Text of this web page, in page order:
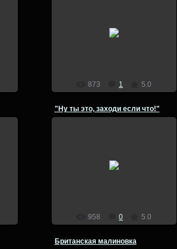
873 1 5.0
"Ну ты это, заходи если что!"
собака
958 0 5.0
Британская малиновка